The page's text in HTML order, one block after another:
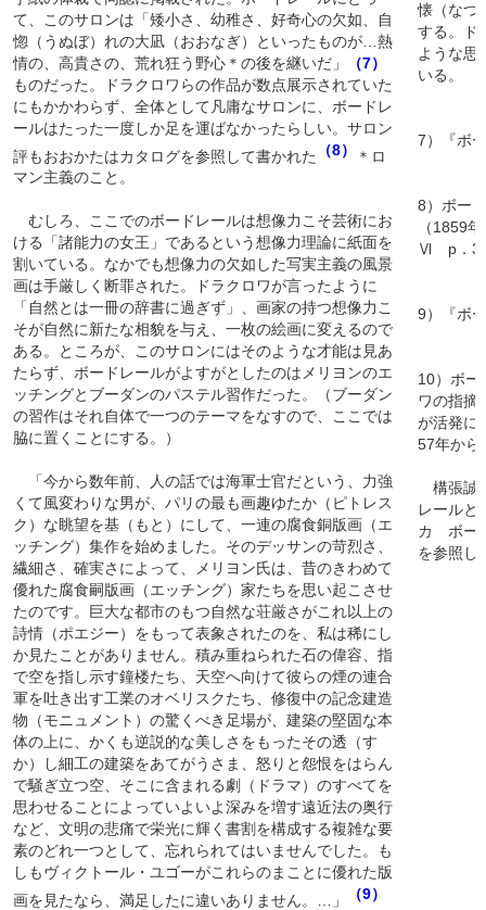
て、このサロンは「矮小さ、幼稚さ、好奇心の欠如、自
惚（うぬぼ）れの大凪（おおなぎ）といったものが…熱
情の、高貴さの、荒れ狂う野心＊の後を継いだ」
（7）
ものだった。ドラクロワらの作品が数点展示されていた
にもかかわらず、全体として凡庸なサロンに、ボードレ
ールはたった一度しか足を運ばなかったらしい。サロン
評もおおかたはカタログを参照して書かれた
（8）
＊ロ
マン主義のこと。
むしろ、ここでのボードレールは想像力こそ芸術にお
ける「諸能力の女王」であるという想像力理論に紙面を
割いている。なかでも想像力の欠如した写実主義の風景
画は手厳しく断罪された。ドラクロワが言ったように
「自然とは一冊の辞書に過ぎず」、画家の持つ想像力こ
そが自然に新たな相貌を与え、一枚の絵画に変えるので
ある。ところが、このサロンにはそのような才能は見あ
たらず、ボードレールがよすがとしたのはメリヨンのエ
ッチングとブーダンのパステル習作だった。（ブーダン
の習作はそれ自体で一つのテーマをなすので、ここでは
脇に置くことにする。）
「今から数年前、人の話では海軍士官だという、力強
くて風変わりな男が、パリの最も画趣ゆたか（ピトレス
ク）な眺望を基（もと）にして、一連の腐食銅版画（エ
ッチング）集作を始めました。そのデッサンの苛烈さ、
繊細さ、確実さによって、メリヨン氏は、昔のきわめて
優れた腐食嗣版画（エッチング）家たちを思い起こさせ
たのです。巨大な都市のもつ自然な荘厳さがこれ以上の
詩情（ポエジー）をもって表象されたのを、私は稀にし
か見たことがありません。積み重ねられた石の偉容、指
で空を指し示す鐘楼たち、天空へ向けて彼らの煙の連合
軍を吐き出す工業のオベリスクたち、修復中の記念建造
物（モニュメント）の驚くべき足場が、建築の堅固な本
体の上に、かくも逆説的な美しさをもったその透（す
か）し細工の建築をあてがうさま、怒りと怨恨をはらん
で騒ぎ立つ空、そこに含まれる劇（ドラマ）のすべてを
思わせることによっていよいよ深みを増す遠近法の奥行
など、文明の悲痛で栄光に輝く書割を構成する複雑な要
素のどれ一つとして、忘れられてはいませんでした。も
しもヴィクトール・ユゴーがこれらのまことに優れた版
画を見たなら、満足したに違いありません。…」
（9）
懐（なつ
する。ド
ような思
いる。
7）『ボ
8）ボー
（1859
Ⅵ p．
9）『ボ
10）ボー
ワの指摘
が活発に
57年から
構張誠
レールと
カ ボー
を参照し